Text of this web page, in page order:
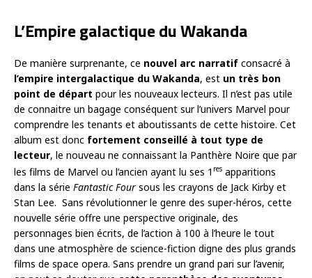
L’Empire galactique du Wakanda
De manière surprenante, ce nouvel arc narratif consacré à
l’empire intergalactique du Wakanda, est un très bon
point de départ pour les nouveaux lecteurs. Il n’est pas utile
de connaitre un bagage conséquent sur l’univers Marvel pour
comprendre les tenants et aboutissants de cette histoire. Cet
album est donc fortement conseillé à tout type de
lecteur, le nouveau ne connaissant la Panthère Noire que par
les films de Marvel ou l’ancien ayant lu ses 1 res apparitions
dans la série Fantastic Four sous les crayons de Jack Kirby et
Stan Lee. Sans révolutionner le genre des super-héros, cette
nouvelle série offre une perspective originale, des
personnages bien écrits, de l’action à 100 à l’heure le tout
dans une atmosphère de science-fiction digne des plus grands
films de space opera. Sans prendre un grand pari sur l’avenir,